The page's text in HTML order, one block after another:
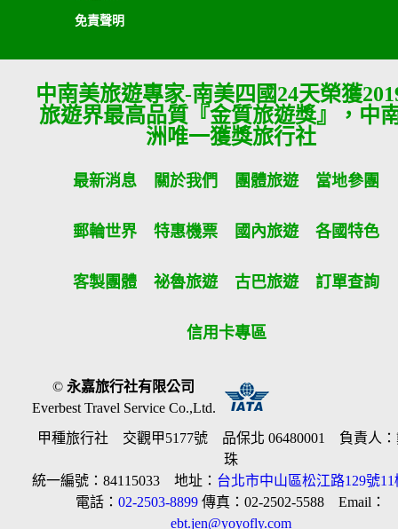
免責聲明
中南美旅遊專家-南美四國24天榮獲
旅遊界最高品質『金質旅遊獎』，中
洲唯一獲獎旅行社
最新消息 關於我們 團體旅遊 當地參團
郵輪世界 特惠機票 國內旅遊 各國特色
客製團體 祕魯旅遊 古巴旅遊 訂單查詢
信用卡專區
©永嘉旅行社有限公司
Everbest Travel Service Co.,Ltd.
甲種旅行社 交觀甲5177號 品保北 06480001 負責人：
珠
統一編號：84115033 地址： 台北市中山區松江路129號11
電話：02-2503-8899 傳真：02-2502-5588 Email：
ebt.jen@yoyofly.com